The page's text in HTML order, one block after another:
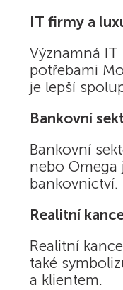
IT firmy a
Významná
potřebami
je lepší
Bankovní
Bankovní
nebo
bankovnictví.
Realitní
Realitní
také
a klientem.